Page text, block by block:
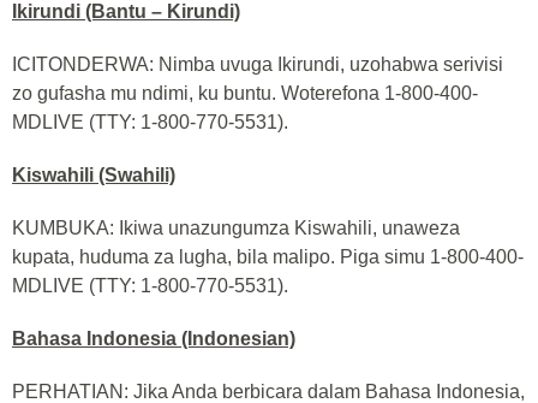
Ikirundi (Bantu – Kirundi)
ICITONDERWA: Nimba uvuga Ikirundi, uzohabwa serivisi
zo gufasha mu ndimi, ku buntu. Woterefona 1-800-400-
MDLIVE (TTY: 1-800-770-5531).
Kiswahili (Swahili)
KUMBUKA: Ikiwa unazungumza Kiswahili, unaweza
kupata, huduma za lugha, bila malipo. Piga simu 1-800-400-
MDLIVE (TTY: 1-800-770-5531).
Bahasa Indonesia (Indonesian)
PERHATIAN: Jika Anda berbicara dalam Bahasa Indonesia,